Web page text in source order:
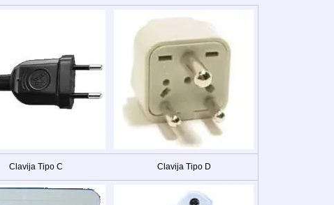
Clavija Tipo C Clavija Tipo D